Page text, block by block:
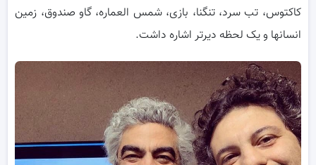
کاکتوس، تب سرد، تنگنا، بازی، شمس العماره، گاو صندوق، زمین
انسانها و یک لحظه دیرتر اشاره داشت.